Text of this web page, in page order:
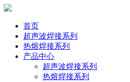
首页
超声波焊接系列
热熔焊接系列
产品中心
超声波焊接系列
热熔焊接系列